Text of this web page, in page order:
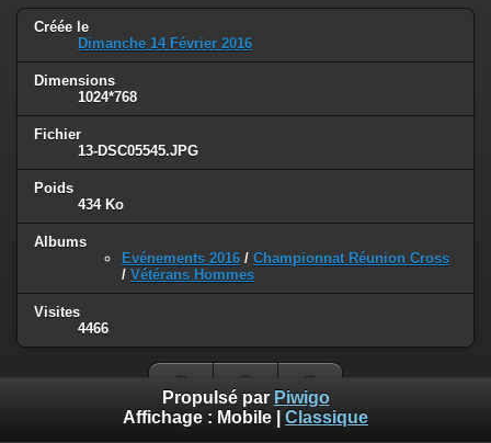
Créée le
Dimanche 14 Février 2016
Dimensions
1024*768
Fichier
13-DSC05545.JPG
Poids
434 Ko
Albums
Evénements 2016 / Championnat Réunion Cross
/ Vétérans Hommes
Visites
4466
Propulsé par Piwigo
Affichage : Mobile Classique